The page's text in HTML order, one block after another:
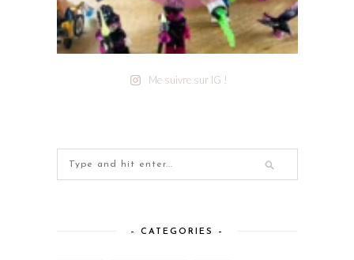
Me suivre sur IG !
– CATEGORIES –